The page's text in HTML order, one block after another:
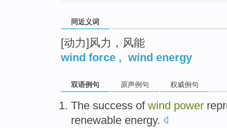
同近义词
[动力]风力，风能
wind force , wind energy
双语例句 原声例句 权威例句
The success of wind power
renewable energy.